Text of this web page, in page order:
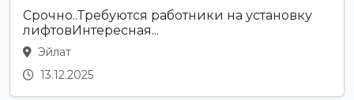
Срочно..Требуются работники на установку
лифтовИнтересная...
Эйлат
13.12.2025